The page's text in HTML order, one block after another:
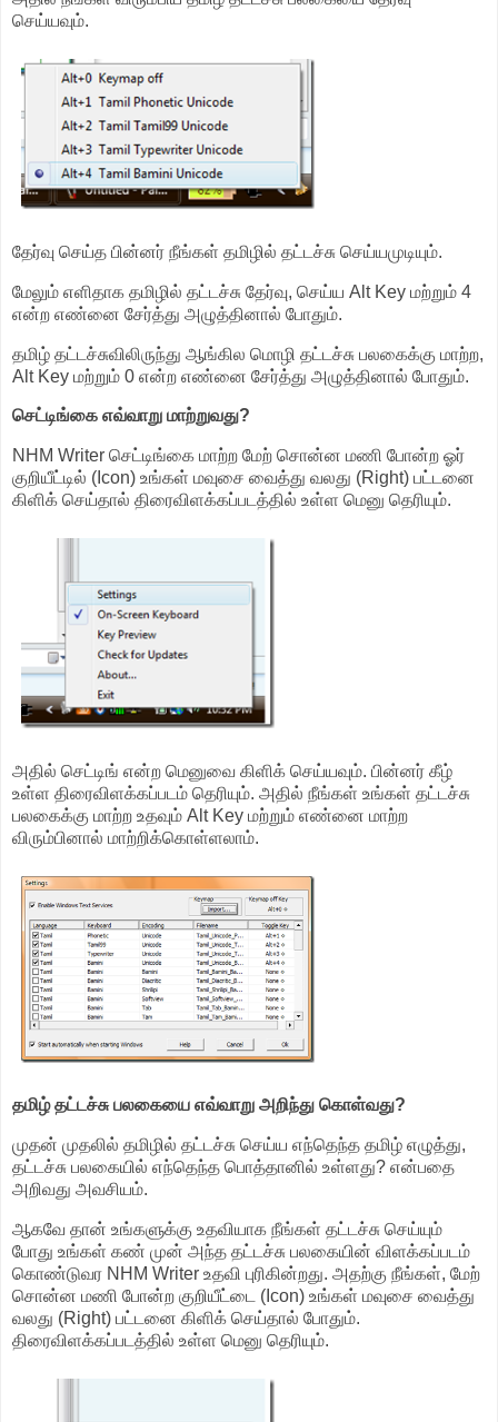
செய்யவும்.
தேர்வு செய்த பின்னர் நீங்கள் தமிழில் தட்டச்சு செய்யமுடியும்.
மேலும் எளிதாக தமிழில் தட்டச்சு தேர்வு, செய்ய Alt Key மற்றும் 4
என்ற எண்னை சேர்த்து அழுத்தினால் போதும்.
தமிழ் தட்டச்சுவிலிருந்து ஆங்கில மொழி தட்டச்சு பலகைக்கு மாற்ற,
Alt Key மற்றும் 0 என்ற எண்னை சேர்த்து அழுத்தினால் போதும்.
செட்டிங்கை எவ்வாறு மாற்றுவது?
NHM Writer செட்டிங்கை மாற்ற மேற் சொன்ன மணி போன்ற ஓர்
குறியீட்டில் (Icon) உங்கள் மவுசை வைத்து வலது (Right) பட்டனை
கிளிக் செய்தால் திரைவிளக்கப்படத்தில் உள்ள மெனு தெரியும்.
அதில் செட்டிங் என்ற மெனுவை கிளிக் செய்யவும். பின்னர் கீழ்
உள்ள திரைவிளக்கப்படம் தெரியும். அதில் நீங்கள் உங்கள் தட்டச்சு
பலகைக்கு மாற்ற உதவும் Alt Key மற்றும் எண்னை மாற்ற
விரும்பினால் மாற்றிக்கொள்ளலாம்.
தமிழ் தட்டச்சு பலகையை எவ்வாறு அறிந்து கொள்வது?
முதன் முதலில் தமிழில் தட்டச்சு செய்ய எந்தெந்த தமிழ் எழுத்து,
தட்டச்சு பலகையில் எந்தெந்த பொத்தானில் உள்ளது? என்பதை
அறிவது அவசியம்.
ஆகவே தான் உங்களுக்கு உதவியாக நீங்கள் தட்டச்சு செய்யும்
போது உங்கள் கண் முன் அந்த தட்டச்சு பலகையின் விளக்கப்படம்
கொண்டுவர NHM Writer உதவி புரிகின்றது. அதற்கு நீங்கள், மேற்
சொன்ன மணி போன்ற குறியீட்டை (Icon) உங்கள் மவுசை வைத்து
வலது (Right) பட்டனை கிளிக் செய்தால் போதும்.
திரைவிளக்கப்படத்தில் உள்ள மெனு தெரியும்.